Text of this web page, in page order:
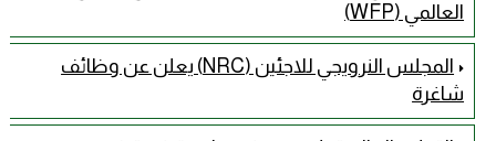
العالمي (WFP)
المجلس النرويجي للاجئين (NRC) يعلن عن وظائف
شاغرة